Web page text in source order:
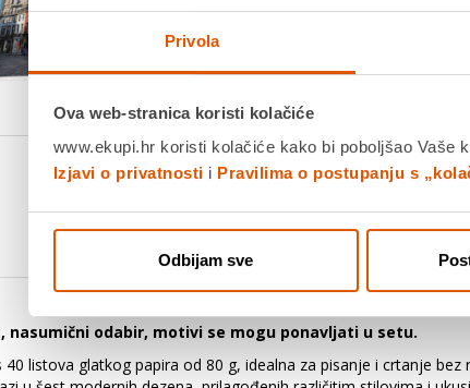
Privola
Ova web-stranica koristi kolačiće
www.ekupi.hr koristi kolačiće kako bi poboljšao
Izjavi o privatnosti i Pravilima o postupanju s
Odbijam sve Detalji proizvoda
nasumični odabir, motivi se mogu ponavljati u setu.
40 listova glatkog papira od 80 g, idealna za pisanje i crtanje